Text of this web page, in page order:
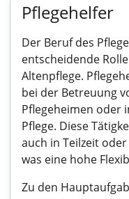
Pflegehelfer
Der Beruf des
entscheidende
Altenpflege.
bei der Betreuung
Pflegeheimen oder
Pflege. Diese
auch in Teilzeit
was eine hohe
Zu den